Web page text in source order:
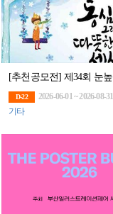
D-22
2026-06-01 ~ 2026-08-31
기타